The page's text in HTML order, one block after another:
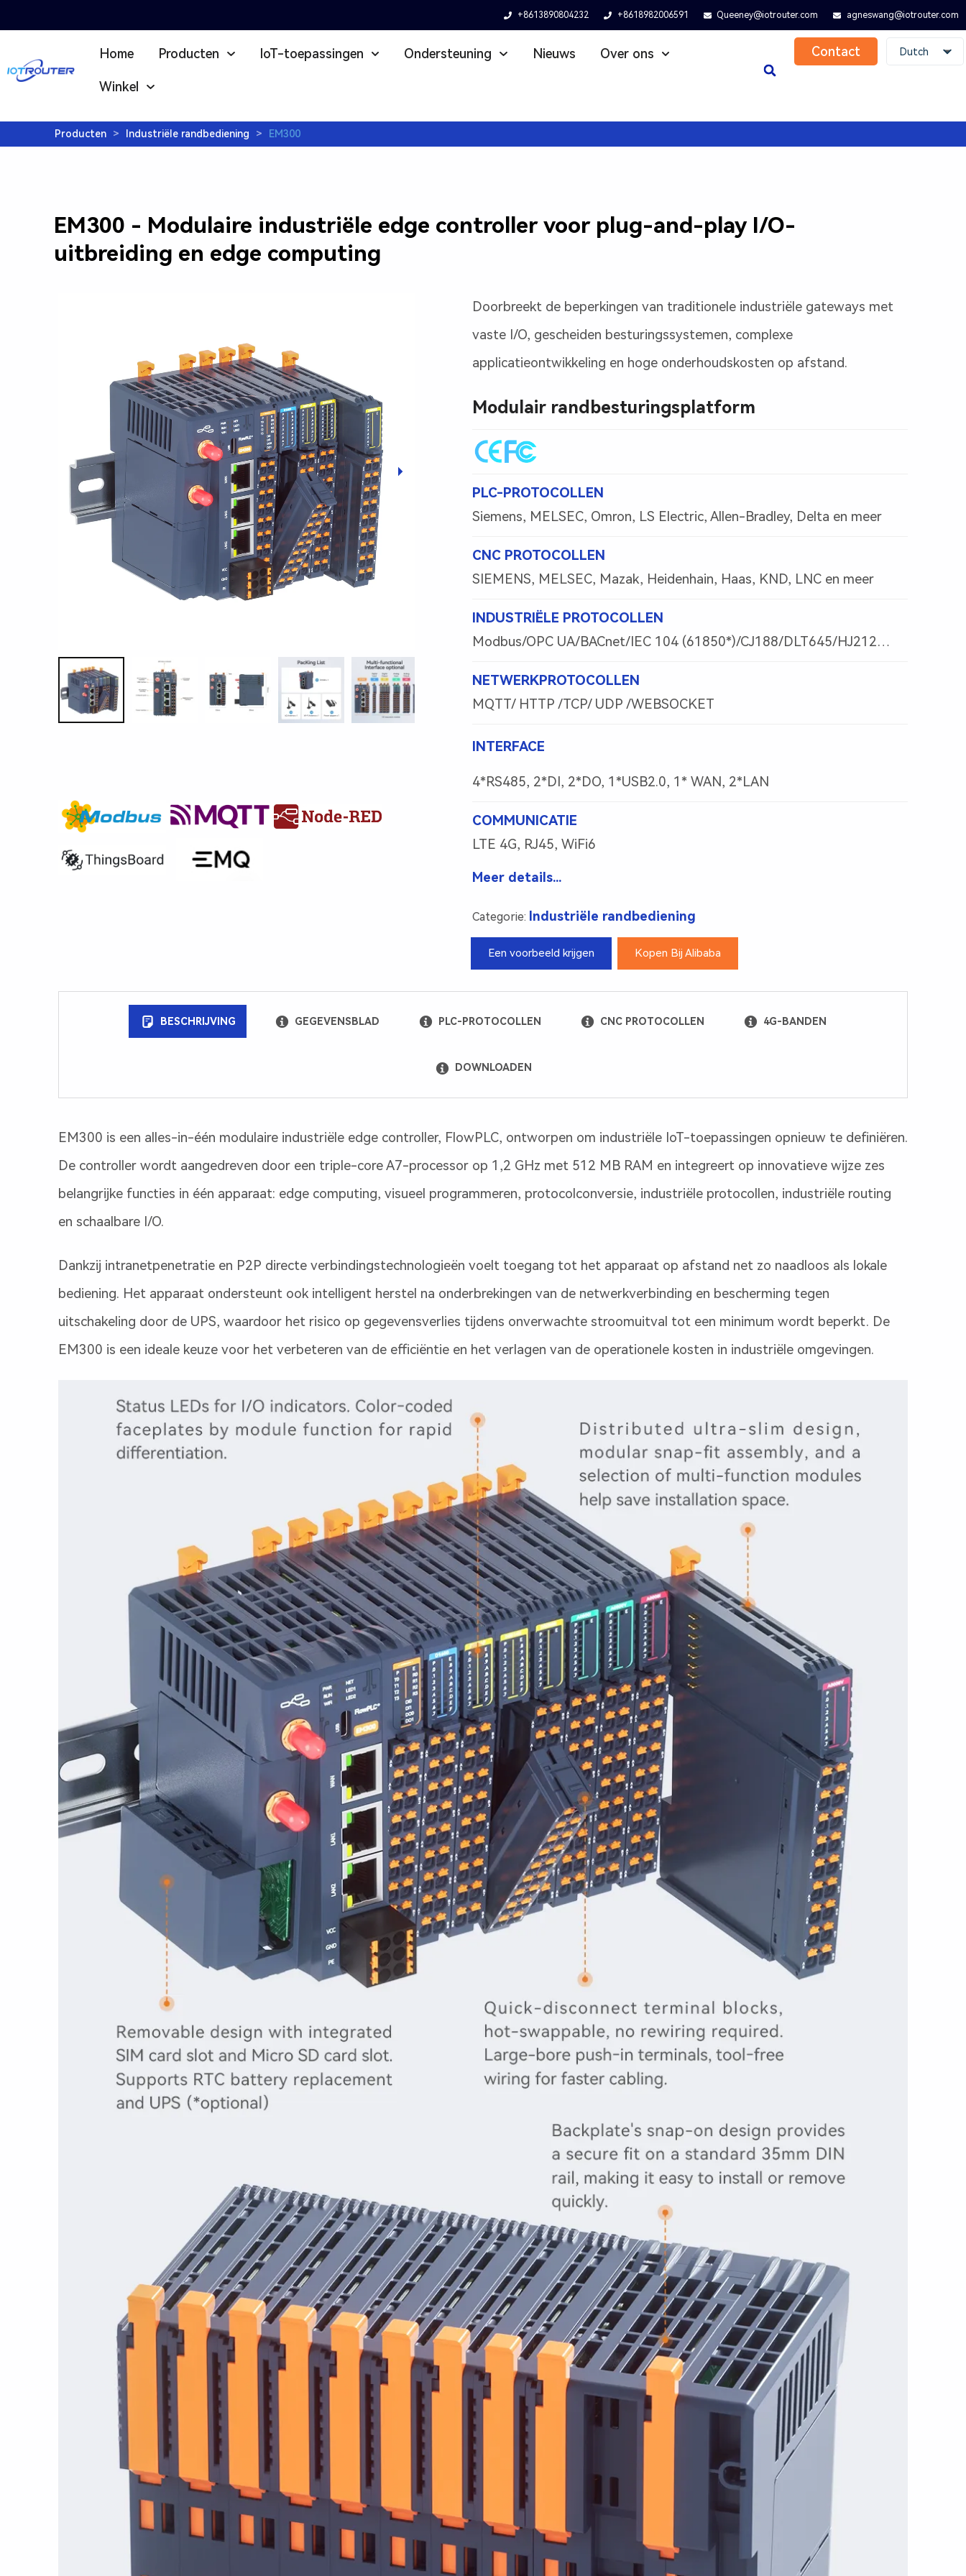
+8613890804232 +8618982006591 Queeney@iotrouter.com agneswang@iotrouter.com
Home Producten loT-toepassingen Ondersteuning Nieuws Over ons
Winkel
Contact Dutch
Producten > Industriële randbediening > EM300
EM300 - Modulaire industriële edge controller voor plug-and-play I/O-
uitbreiding en edge computing
Doorbreekt de beperkingen van traditionele industriële gateways met
vaste I/O, gescheiden besturingssystemen, complexe
applicatieontwikkeling en hoge onderhoudskosten op afstand.
Modulair randbesturingsplatform
PLC-PROTOCOLLEN
Siemens, MELSEC, Omron, LS Electric, Allen-Bradley, Delta en meer
CNC PROTOCOLLEN
SIEMENS, MELSEC, Mazak, Heidenhain, Haas, KND, LNC en meer
INDUSTRIËLE PROTOCOLLEN
Modbus/OPC UA/BACnet/IEC 104 (61850*)/CJ188/DLT645/HJ212…
NETWERKPROTOCOLLEN
MQTT/ HTTP /TCP/ UDP /WEBSOCKET
INTERFACE
4*RS485, 2*DI, 2*DO, 1*USB2.0, 1* WAN, 2*LAN
COMMUNICATIE
LTE 4G, RJ45, WiFi6
Meer details...
Categorie: Industriële randbediening
Een voorbeeld krijgen Kopen Bij Alibaba
BESCHRIJVING GEGEVENSBLAD PLC-PROTOCOLLEN CNC PROTOCOLLEN 4G-BANDEN
DOWNLOADEN
Beschrijving
EM300 is een alles-in-één modulaire industriële edge controller, FlowPLC, ontworpen om industriële IoT-toepassingen opnieuw te definiëren.
De controller wordt aangedreven door een triple-core A7-processor op 1,2 GHz met 512 MB RAM en integreert op innovatieve wijze zes
belangrijke functies in één apparaat: edge computing, visueel programmeren, protocolconversie, industriële protocollen, industriële routing
en schaalbare I/O.
Dankzij intranetpenetratie en P2P directe verbindingstechnologieën voelt toegang tot het apparaat op afstand net zo naadloos als lokale
bediening. Het apparaat ondersteunt ook intelligent herstel na onderbrekingen van de netwerkverbinding en bescherming tegen
uitschakeling door de UPS, waardoor het risico op gegevensverlies tijdens onverwachte stroomuitval tot een minimum wordt beperkt. De
EM300 is een ideale keuze voor het verbeteren van de efficiëntie en het verlagen van de operationele kosten in industriële omgevingen.